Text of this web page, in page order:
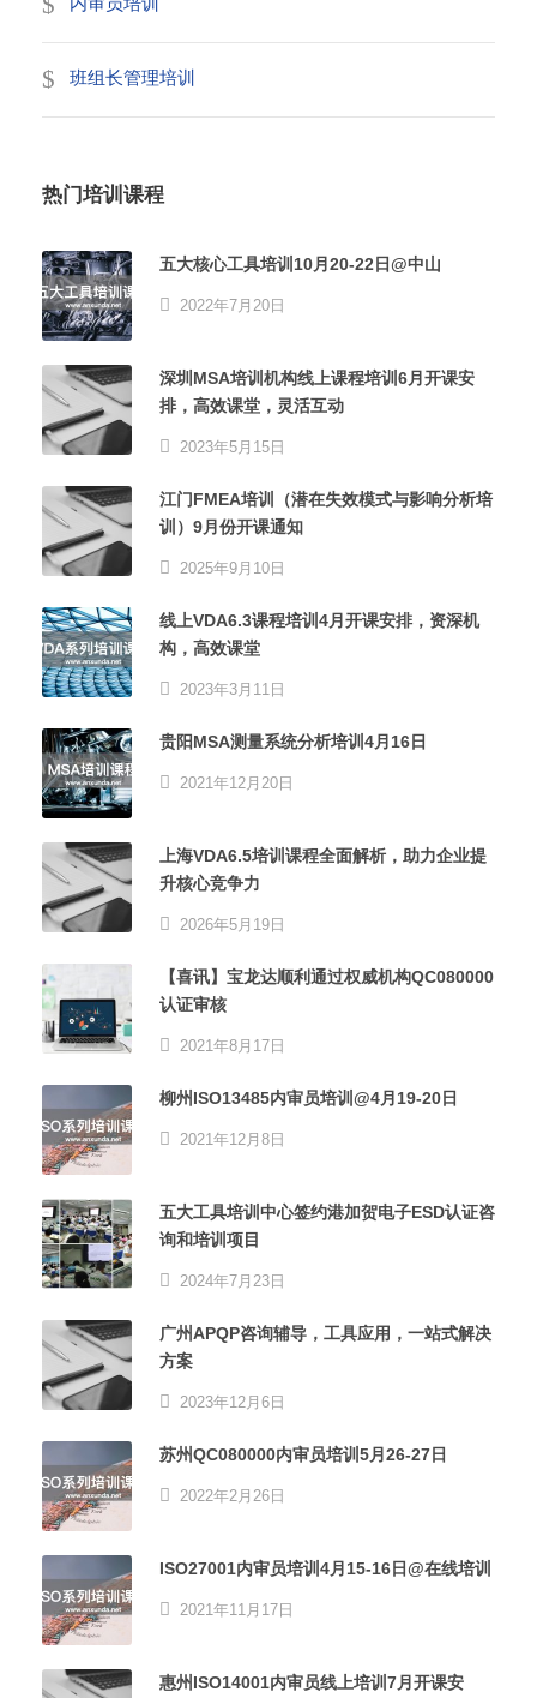
班组长管理培训
热门培训课程
五大核心工具培训10月20-22日@中山
2022年7月20日
深圳MSA培训机构线上课程培训6月开课安
排，高效课堂，灵活互动
2023年5月15日
江门FMEA培训（潜在失效模式与影响分析培
训）9月份开课通知
2025年9月10日
线上VDA6.3课程培训4月开课安排，资深机
构，高效课堂
2023年3月11日
贵阳MSA测量系统分析培训4月16日
2021年12月20日
上海VDA6.5培训课程全面解析，助力企业提
升核心竞争力
2026年5月19日
【喜讯】宝龙达顺利通过权威机构QC080000
认证审核
2021年8月17日
柳州ISO13485内审员培训@4月19-20日
2021年12月8日
五大工具培训中心签约港加贺电子ESD认证咨
询和培训项目
2024年7月23日
广州APQP咨询辅导，工具应用，一站式解决
方案
2023年12月6日
苏州QC080000内审员培训5月26-27日
2022年2月26日
ISO27001内审员培训4月15-16日@在线培训
2021年11月17日
惠州ISO14001内审员线上培训7月开课安